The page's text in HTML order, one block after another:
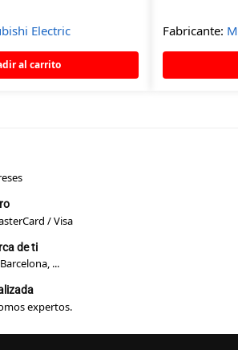
Electric
al carrito
Fabricante:
/ Visa
de ti
...
expertos.